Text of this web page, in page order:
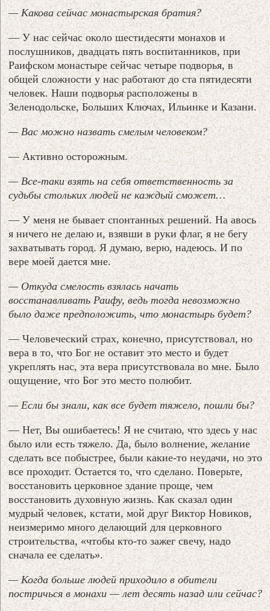
— Какова сейчас монастырская братия?
— У нас сейчас около шестидесяти монахов и
послушников, двадцать пять воспитанников, при
Раифском монастыре сейчас четыре подворья, в
общей сложности у нас работают до ста пятидесяти
человек. Наши подворья расположены в
Зеленодольске, Больших Ключах, Ильинке и Казани.
— Вас можно назвать смелым человеком?
— Активно осторожным.
— Все-таки взять на себя ответственность за
судьбы стольких людей не каждый сможет…
— У меня не бывает спонтанных решений. На авось
я ничего не делаю и, взявши в руки флаг, я не бегу
захватывать город. Я думаю, верю, надеюсь. И по
вере моей дается мне.
— Откуда смелость взялась начать
восстанавливать Раифу, ведь тогда невозможно
было даже предположить, что монастырь будет?
— Человеческий страх, конечно, присутствовал, но
вера в то, что Бог не оставит это место и будет
укреплять нас, эта вера присутствовала во мне. Было
ощущение, что Бог это место полюбит.
— Если бы знали, как все будет тяжело, пошли бы?
— Нет, Вы ошибаетесь! Я не считаю, что здесь у нас
было или есть тяжело. Да, было волнение, желание
сделать все побыстрее, были какие-то неудачи, но это
все проходит. Остается то, что сделано. Поверьте,
восстановить церковное здание проще, чем
восстановить духовную жизнь. Как сказал один
мудрый человек, кстати, мой друг Виктор Новиков,
неизмеримо много делающий для церковного
строительства, «чтобы кто-то зажег свечу, надо
сначала ее сделать».
— Когда больше людей приходило в обители
постричься в монахи — лет десять назад или сейчас?